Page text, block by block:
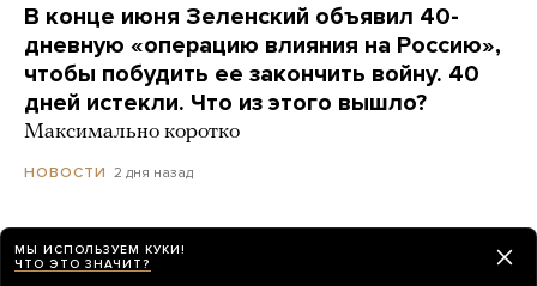
В конце июня Зеленский объявил 40-
дневную «операцию влияния на Россию»,
чтобы побудить ее закончить войну. 40
дней истекли. Что из этого вышло?
Максимально коротко
НОВОСТИ 2 дня назад
МЫ ИСПОЛЬЗУЕМ КУКИ!
ЧТО ЭТО ЗНАЧИТ?